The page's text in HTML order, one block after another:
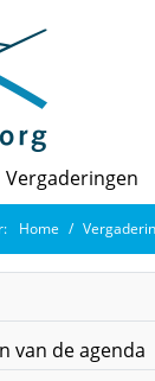
Vergaderingen
Home
van de agenda